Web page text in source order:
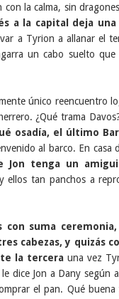
la calma, sin
a la capital deja
a Tyrion a allanar el
un cabo suelto que
único reencuentro
¿Qué trama
osadía, el último
al barco. En casa
Jon tenga un
ellos tan panchos a
con suma
cabezas, y quizás
la tercera una vez
dice Jon a Dany según
el pan. Qué buena